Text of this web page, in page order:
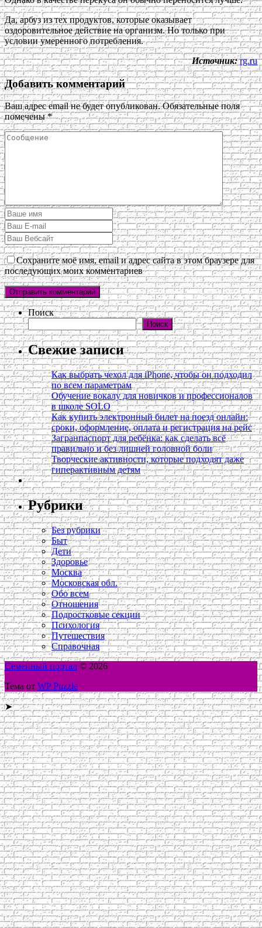
Да, арбуз из тех продуктов, которые оказывает
оздоровительное действие на организм. Но только при
условии умеренного потребления.
Источник: rg.ru
Добавить комментарий
Ваш адрес email не будет опубликован. Обязательные поля
помечены*
Сохраните моё имя, email и адрес сайта в этом браузере для
последующих моих комментариев
Поиск
Поиск
Свежие записи
Как выбрать чехол для iPhone, чтобы он подходил
по всем параметрам
Обучение вокалу для новичков и профессионалов
в школе SOLO
Как купить электронный билет на поезд онлайн:
сроки, оформление, оплата и регистрация на рейс
Загранпаспорт для ребёнка: как сделать всё
правильно и без лишней головной боли
Творческие активности, которые подходят даже
гиперактивным детям
Рубрики
Без рубрики
Быт
Дети
Здоровье
Москва
Московская обл.
Обо всем
Отношения
Подростковые секции
Психология
Путешествия
Справочная
Семейный портал © 2026
Тема от WP Puzzle
➤